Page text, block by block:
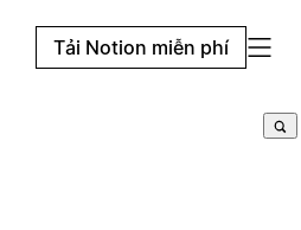
Tải Notion miễn phí